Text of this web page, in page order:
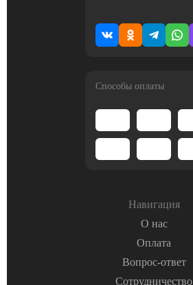
Способы оплаты
Навигация
О нас
Оплата
Вопрос-ответ
Сотрудничество